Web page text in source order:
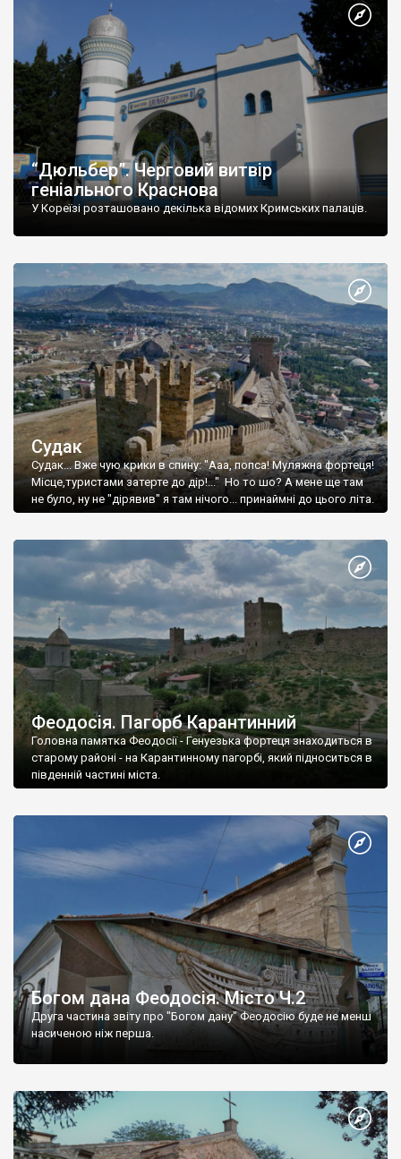
“Дюльбер”. Черговий витвір
геніального Краснова
У Кореїзі розташовано декілька відомих Кримських палаців.
Судак
Судак... Вже чую крики в спину: "Ааа, попса! Муляжна фортеця!
Місце,туристами затерте до дір!..." Но то шо? А мене ще там
не було, ну не "дірявив" я там нічого... принаймні до цього літа.
Феодосія. Пагорб Карантинний
Головна памятка Феодосії - Генуезька фортеця знаходиться в
старому районі - на Карантинному пагорбі, який підноситься в
південній частині міста.
Богом дана Феодосія. Місто Ч.2
Друга частина звіту про "Богом дану" Феодосію буде не менш
насиченою ніж перша.